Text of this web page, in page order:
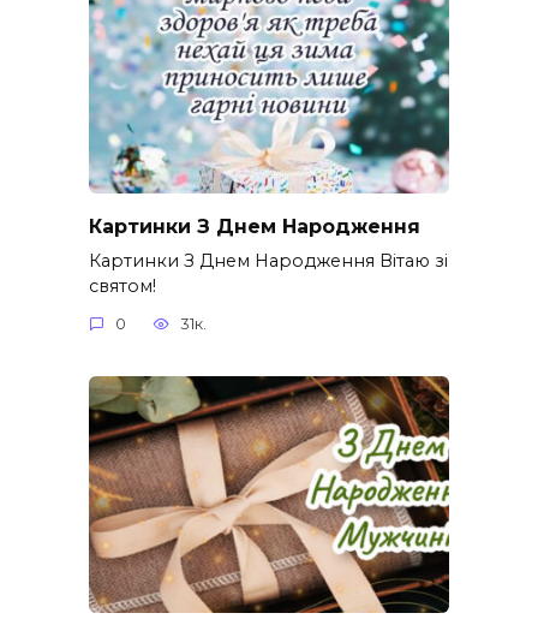
Картинки З Днем Народження
Картинки З Днем Народження Вітаю зі
святом!
0 31к.